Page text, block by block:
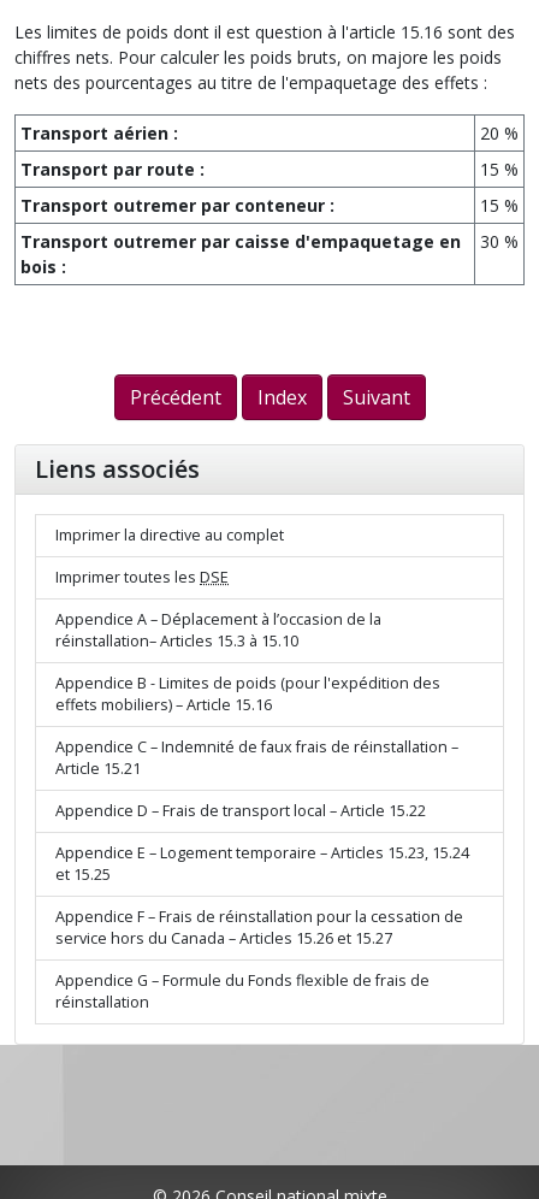
Les limites de poids dont il est question à l'article 15.16 sont des
chiffres nets. Pour calculer les poids bruts, on majore les poids
nets des pourcentages au titre de l'empaquetage des effets :
Transport aérien :
20 %
Transport par route :
15 %
Transport outremer par conteneur :
15 %
Transport outremer par caisse d'empaquetage en
bois :
30 %
Précédent Index Suivant
Liens associés
Imprimer la directive au complet
Imprimer toutes les DSE
Appendice A – Déplacement à l’occasion de la
réinstallation– Articles 15.3 à 15.10
Appendice B - Limites de poids (pour l'expédition des
effets mobiliers) – Article 15.16
Appendice C – Indemnité de faux frais de réinstallation –
Article 15.21
Appendice D – Frais de transport local – Article 15.22
Appendice E – Logement temporaire – Articles 15.23, 15.24
et 15.25
Appendice F – Frais de réinstallation pour la cessation de
service hors du Canada – Articles 15.26 et 15.27
Appendice G – Formule du Fonds flexible de frais de
réinstallation